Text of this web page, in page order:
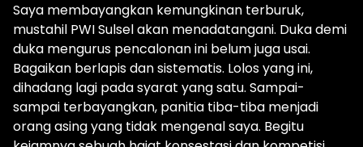
Saya membayangkan kemungkinan terburuk,
mustahil PWI Sulsel akan menadatangani. Duka demi
duka mengurus pencalonan ini belum juga usai.
Bagaikan berlapis dan sistematis. Lolos yang ini,
dihadang lagi pada syarat yang satu. Sampai-
sampai terbayangkan, panitia tiba-tiba menjadi
orang asing yang tidak mengenal saya. Begitu